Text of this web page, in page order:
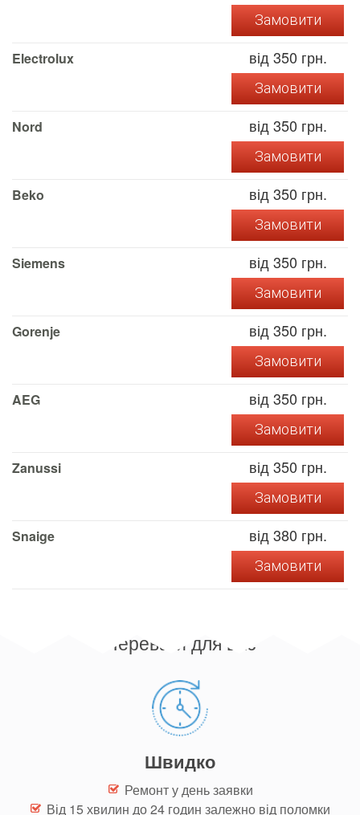
Замовити
Electrolux від 350 грн.
Замовити
Nord від 350 грн.
Замовити
Beko від 350 грн.
Замовити
Siemens від 350 грн.
Замовити
Gorenje від 350 грн.
Замовити
AEG від 350 грн.
Замовити
Zanussi від 350 грн.
Замовити
Snaige від 380 грн.
Замовити
Переваги для вас
Швидко
Ремонт у день заявки
Від 15 хвилин до 24 годин залежно від поломки